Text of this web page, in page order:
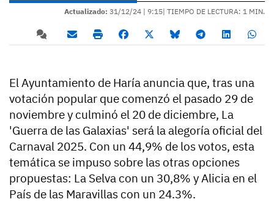
Actualizado: 31/12/24 | 9:15| TIEMPO DE LECTURA: 1 MIN.
El Ayuntamiento de Haría anuncia que, tras una
votación popular que comenzó el pasado 29 de
noviembre y culminó el 20 de diciembre, La
'Guerra de las Galaxias' será la alegoría oficial del
Carnaval 2025. Con un 44,9% de los votos, esta
temática se impuso sobre las otras opciones
propuestas: La Selva con un 30,8% y Alicia en el
País de las Maravillas con un 24.3%.